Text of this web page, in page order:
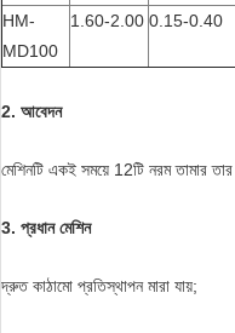
HM-
MD100
1.60-2.00 0.15-0.40
2. আবেদন
মেশিনটি একই সময়ে 12টি নরম তামার
3. প্রধান মেশিন
দ্রুত কাঠামো প্রতিস্থাপন মারা যায়;